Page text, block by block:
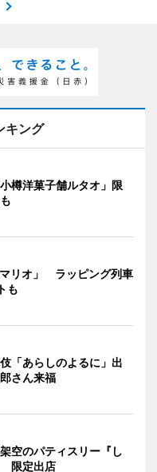
キング
樽洋菓子舗ルタオ」限
リオ」 ラッピング列車
も
「あらしのよるに」出
さん来福
空のパティスリー『し
限定出店